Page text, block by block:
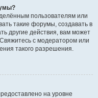
пользователям или
такие форумы, создавать в
другие действия, вам может
с модератором или
такого разрешения.
на уровне